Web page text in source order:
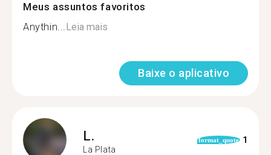
Meus assuntos favoritos
Anythin...Leia mais
Baixe o aplicativo
L.
La Plata
format_quote 1